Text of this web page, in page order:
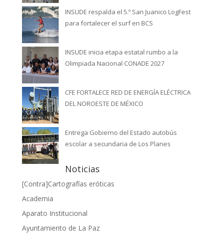
INSUDE respalda el 5.º San Juanico LogFest
para fortalecer el surf en BCS
INSUDE inicia etapa estatal rumbo a la
Olimpiada Nacional CONADE 2027
CFE FORTALECE RED DE ENERGÍA ELÉCTRICA
DEL NOROESTE DE MÉXICO
Entrega Gobierno del Estado autobús
escolar a secundaria de Los Planes
Noticias
[Contra]Cartografías eróticas
Academia
Aparato Institucional
Ayuntamiento de La Paz